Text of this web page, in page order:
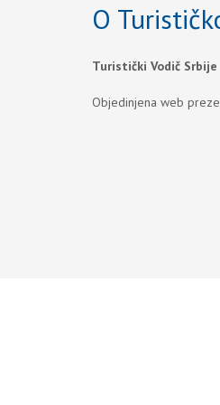
O
Turistički Vodič Srbije
Objedinjena web